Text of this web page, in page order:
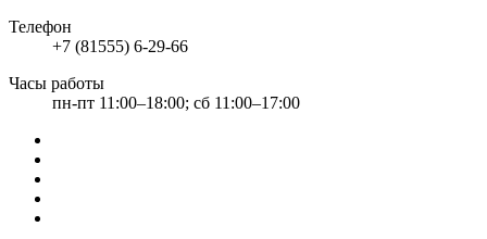
Телефон
+7 (81555) 6-29-66
Часы работы
пн-пт 11:00–18:00; сб 11:00–17:00